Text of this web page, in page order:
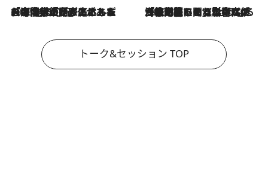
2026.8.3
「今後値上げがあるとすれば…」「リスクがあるのは今年の冬」エネルギー専門家が語る、ホルムズ海峡封鎖が家庭にもたらす“ある心配” 2026.8.3
「住宅建てられない…」「サーチャージ料の高値が続いている」ホルムズ海峡封鎖による影響はいつまで続く？《エネルギー専門家に聞く“どうなる日本の暮らし”》
トーク&セッション TOP